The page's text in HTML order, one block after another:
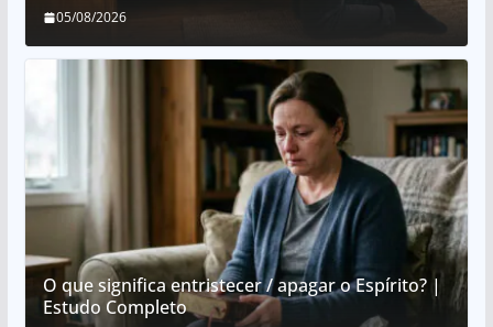
05/08/2026
O que significa entristecer / apagar o Espírito? |
Estudo Completo